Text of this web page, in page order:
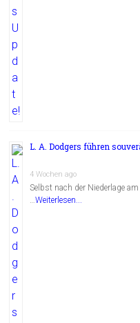
L. A. Dodgers führen
4 Wochen ago
Selbst nach der Niederlage
…Weiterlesen...